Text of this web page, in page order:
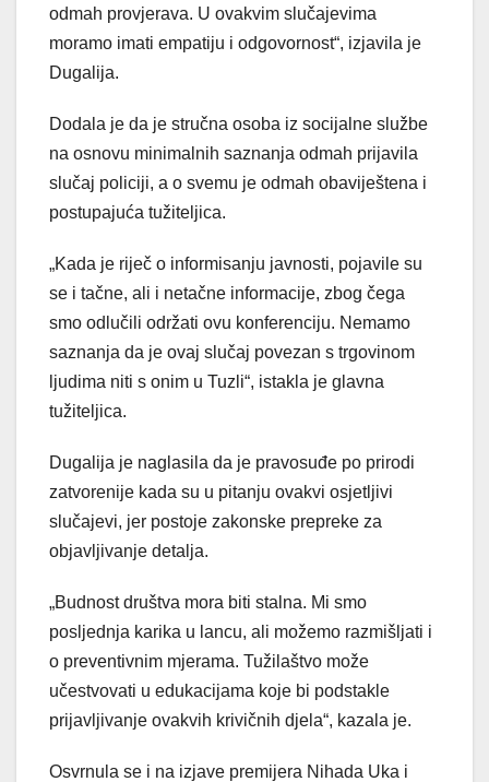
odmah provjerava. U ovakvim slučajevima
moramo imati empatiju i odgovornost“, izjavila je
Dugalija.
Dodala je da je stručna osoba iz socijalne službe
na osnovu minimalnih saznanja odmah prijavila
slučaj policiji, a o svemu je odmah obaviještena i
postupajuća tužiteljica.
„Kada je riječ o informisanju javnosti, pojavile su
se i tačne, ali i netačne informacije, zbog čega
smo odlučili održati ovu konferenciju. Nemamo
saznanja da je ovaj slučaj povezan s trgovinom
ljudima niti s onim u Tuzli“, istakla je glavna
tužiteljica.
Dugalija je naglasila da je pravosuđe po prirodi
zatvorenije kada su u pitanju ovakvi osjetljivi
slučajevi, jer postoje zakonske prepreke za
objavljivanje detalja.
„Budnost društva mora biti stalna. Mi smo
posljednja karika u lancu, ali možemo razmišljati i
o preventivnim mjerama. Tužilaštvo može
učestvovati u edukacijama koje bi podstakle
prijavljivanje ovakvih krivičnih djela“, kazala je.
Osvrnula se i na izjave premijera Nihada Uka i